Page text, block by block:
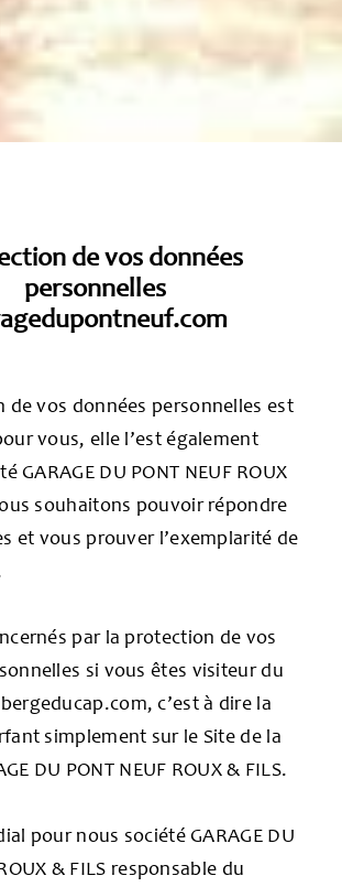
de vos données
personnelles
de vos données personnelles est
vous, elle l’est également
GARAGE DU PONT NEUF ROUX
souhaitons pouvoir répondre
et vous prouver l’exemplarité de
par la protection de vos
si vous êtes visiteur du
c’est à dire la
simplement sur le Site de la
DU PONT NEUF ROUX & FILS.
pour nous société GARAGE DU
& FILS responsable du